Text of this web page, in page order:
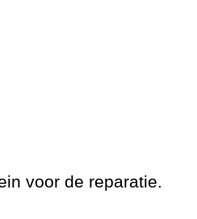
voor de reparatie.